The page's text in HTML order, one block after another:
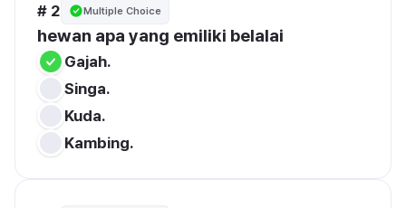
# 2 Multiple Choice
hewan apa yang emiliki belalai
Gajah.
Singa.
Kuda.
Kambing.